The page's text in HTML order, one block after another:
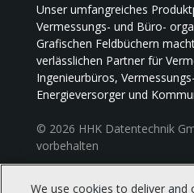
Unser umfangreiches
Vermessungs- und Büro-
Grafischen Feldbüchern
verlässlichen Partner für
Ingenieurbüros,
Energieversorger und
© 2026 HHK Datentechnik
vorbehalten
HHK Datentechnik GmbH,
We use cookies to deliver and